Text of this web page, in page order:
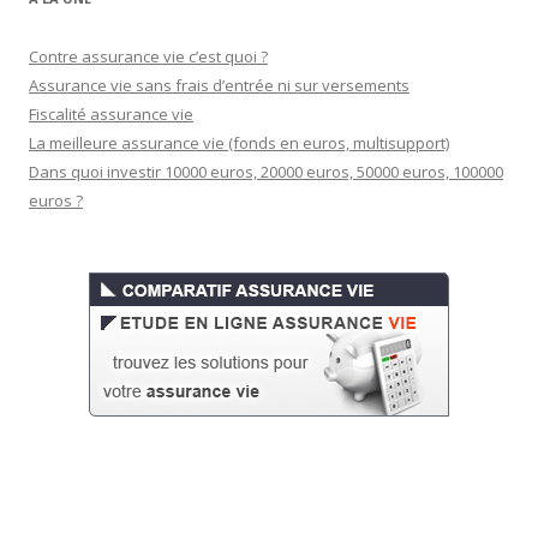
Contre assurance vie c’est quoi ?
Assurance vie sans frais d’entrée ni sur versements
Fiscalité assurance vie
La meilleure assurance vie (fonds en euros, multisupport)
Dans quoi investir 10000 euros, 20000 euros, 50000 euros, 100000
euros ?